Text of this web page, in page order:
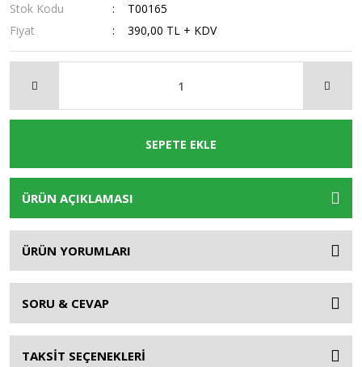
Stok Kodu
T00165
Fiyat
390,00 TL + KDV
SEPETE EKLE
ÜRÜN AÇIKLAMASI
ÜRÜN YORUMLARI
SORU & CEVAP
TAKSİT SEÇENEKLERİ